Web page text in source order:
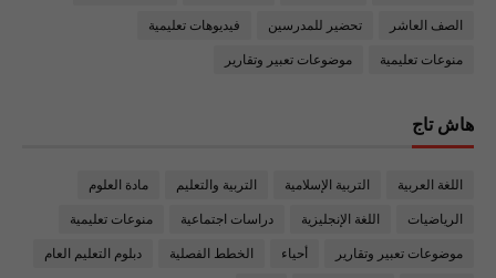
الصف العاشر تحضير للمدرسين فيديوهات تعليمية
منوعات تعليمية موضوعات تعبير وتقارير
هاش تاج
اللغة العربية التربية الإسلامية التربية والتعليم مادة العلوم
الرياضيات اللغة الإنجليزية دراسات اجتماعية منوعات تعليمية
موضوعات تعبير وتقارير أحياء الخطط الفصلية دبلوم التعليم العام